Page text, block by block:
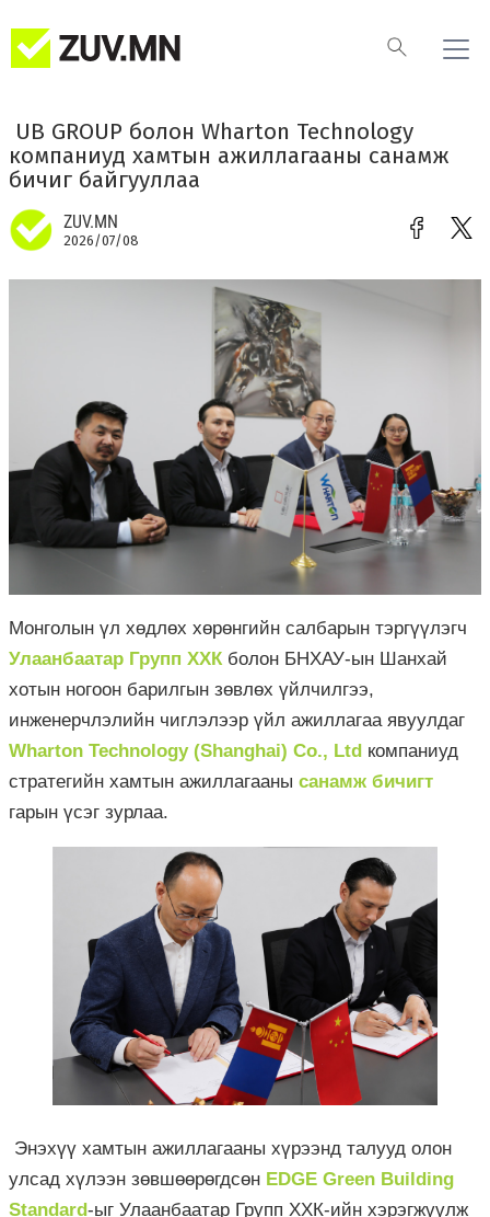
​ UB GROUP болон Wharton Technology
компаниуд хамтын ажиллагааны санамж
бичиг байгууллаа
ZUV.MN
2026/07/08
Монголын үл хөдлөх хөрөнгийн салбарын тэргүүлэгч
Улаанбаатар Групп ХХКболон БНХАУ-ын Шанхай
хотын ногоон барилгын зөвлөх үйлчилгээ,
инженерчлэлийн чиглэлээр үйл ажиллагаа явуулдаг
Wharton Technology (Shanghai) Co., Ltd компаниуд
стратегийн хамтын ажиллагааны санамж бичигт
гарын үсэг зурлаа.
Энэхүү хамтын ажиллагааны хүрээнд талууд олон
улсад хүлээн зөвшөөрөгдсөн EDGE Green Building
Standard-ыг Улаанбаатар Групп ХХК-ийн хэрэгжүүлж